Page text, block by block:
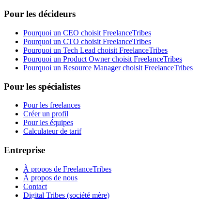
Pour les décideurs
Pourquoi un CEO choisit FreelanceTribes
Pourquoi un CTO choisit FreelanceTribes
Pourquoi un Tech Lead choisit FreelanceTribes
Pourquoi un Product Owner choisit FreelanceTribes
Pourquoi un Resource Manager choisit FreelanceTribes
Pour les spécialistes
Pour les freelances
Créer un profil
Pour les équipes
Calculateur de tarif
Entreprise
À propos de FreelanceTribes
À propos de nous
Contact
Digital Tribes (société mère)